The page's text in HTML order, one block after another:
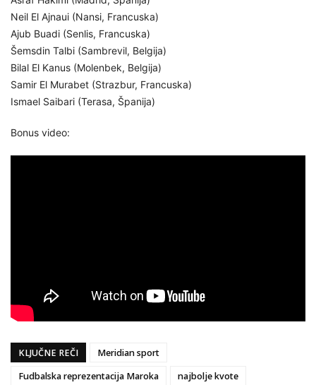
Neil El Ajnaui (Nansi, Francuska)
Ajub Buadi (Senlis, Francuska)
Šemsdin Talbi (Sambrevil, Belgija)
Bilal El Kanus (Molenbek, Belgija)
Samir El Murabet (Strazbur, Francuska)
Ismael Saibari (Terasa, Španija)
Bonus video:
KLJUČNE REČI
Meridian sport
Fudbalska reprezentacija Maroka
najbolje kvote